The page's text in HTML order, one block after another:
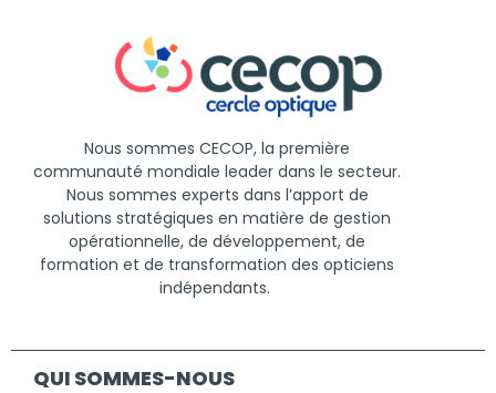
Nous sommes CECOP, la première
communauté mondiale leader dans le secteur.
Nous sommes experts dans l’apport de
solutions stratégiques en matière de gestion
opérationnelle, de développement, de
formation et de transformation des opticiens
indépendants.
QUI SOMMES-NOUS